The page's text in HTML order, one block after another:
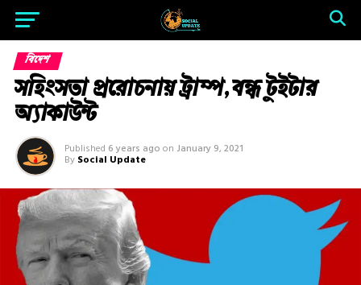
বিদেশ
সহিংসতা প্ররোচনায় ট্রাম্প, বন্ধ টুইটার
অ্যাকাউন্ট
Published 6 years ago on January 9, 2021
By Social Update